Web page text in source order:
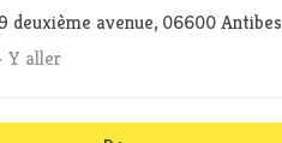
deuxième avenue, 06600 Antibes
Y aller